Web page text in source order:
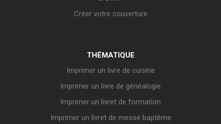
Créer votre couverture
THÉMATIQUE
Imprimer un livre de cuisine
Imprimer un livre de généalogie
Imprimer un livret de formation
Imprimer un livret de messe baptême